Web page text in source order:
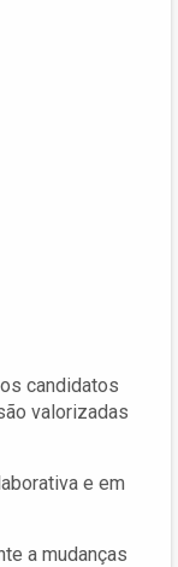
candidatos
valorizadas
e em
a mudanças